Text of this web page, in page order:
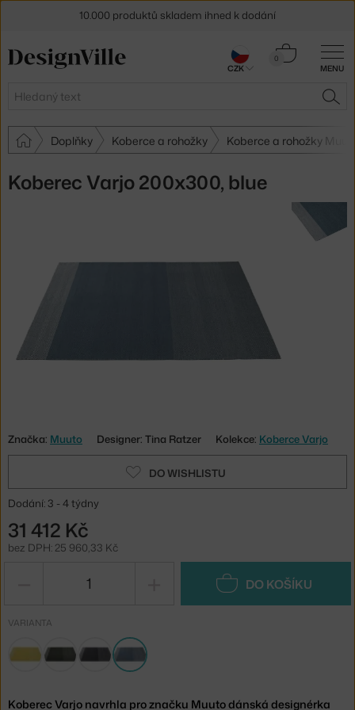
MENU
Hledat
0
Košík
Doplňky Koberce a rohožky Koberce a rohožky
Koberec Varjo 200x300, blue
Značka: Muuto Designer: Tina Ratzer Kolekce: Koberce Varjo
DO WISHLISTU
Dodání: 3 - 4 týdny
31 412 Kč
bez DPH: 25 960,33 Kč
DO KOŠÍKU
VARIANTA
Koberec Varjo navrhla pro značku Muuto dánská designérka
10.000 produktů skladem ihned k dodání
Sleva 5 % pro odběratele
CZK